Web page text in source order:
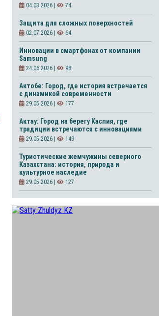
04.03.2026 | 74
Защита для сложных поверхностей
02.07.2026 | 64
Инновации в смартфонах от компании
Samsung
24.06.2026 | 98
Актобе: Город, где история встречается
с динамикой современности
29.05.2026 | 177
Актау: Город на берегу Каспия, где
традиции встречаются с инновациями
29.05.2026 | 149
Туристические жемчужины северного
Казахстана: история, природа и
культурное наследие
29.05.2026 | 127